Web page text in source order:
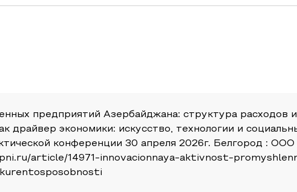
предприятий Азербайджана: структура расходов
драйвер экономики: искусство, технологии и
конференции 30 апреля 2026г. Белгород : ООО
article/14971-innovacionnaya-aktivnost-